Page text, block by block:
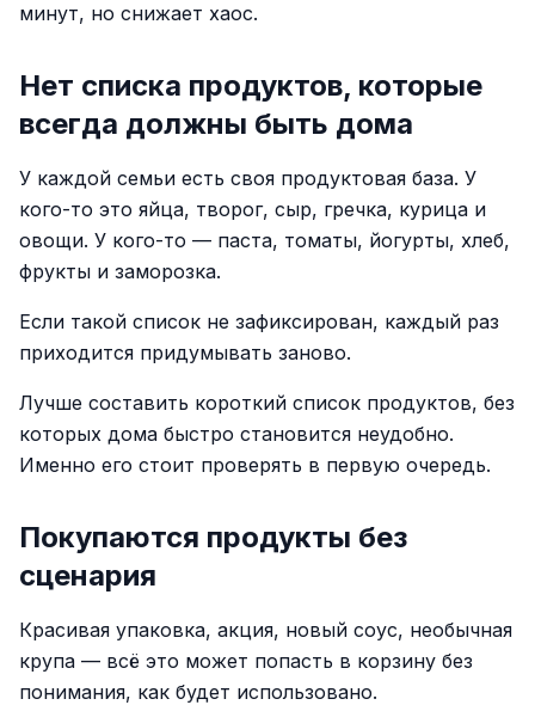
минут, но снижает хаос.
Нет списка продуктов, которые
всегда должны быть дома
У каждой семьи есть своя продуктовая база. У
кого-то это яйца, творог, сыр, гречка, курица и
овощи. У кого-то — паста, томаты, йогурты, хлеб,
фрукты и заморозка.
Если такой список не зафиксирован, каждый раз
приходится придумывать заново.
Лучше составить короткий список продуктов, без
которых дома быстро становится неудобно.
Именно его стоит проверять в первую очередь.
Покупаются продукты без
сценария
Красивая упаковка, акция, новый соус, необычная
крупа — всё это может попасть в корзину без
понимания, как будет использовано.